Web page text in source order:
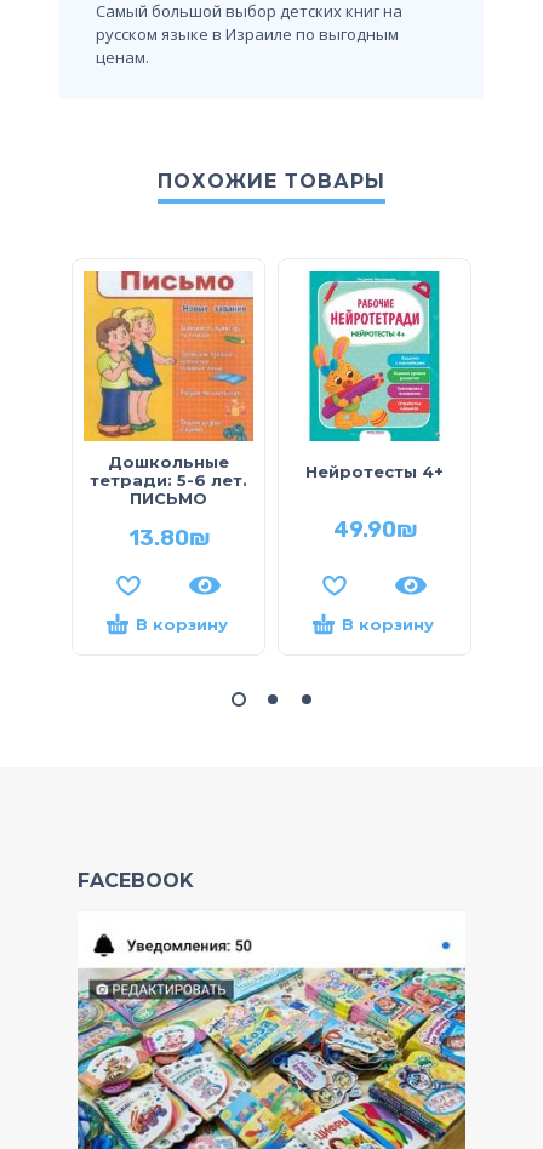
Самый большой выбор детских книг на
русском языке в Израиле по выгодным
ценам.
ПОХОЖИЕ ТОВАРЫ
Дошкольные
тетради: 5-6 лет.
ПИСЬМО
13.80₪
В корзину
Нейротесты 4+
49.90₪
В корзину
FACEBOOK